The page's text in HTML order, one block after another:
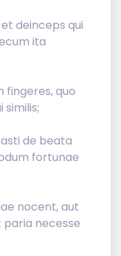
deinceps qui
ita
fingeres, quo
de beata
fortunae
nocent, aut
paria necesse